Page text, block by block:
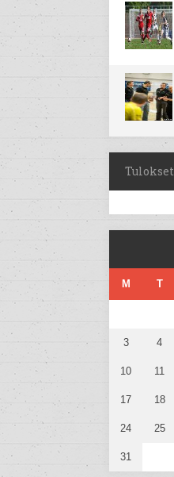
Tulokset
M T
3 4
10 11
17 18
24 25
31